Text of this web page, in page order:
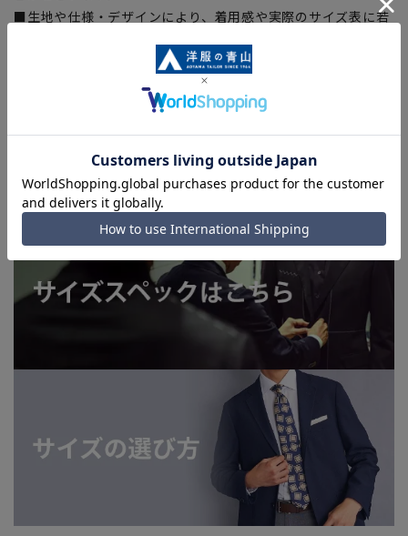
■生地や仕様・デザインにより、着用感や実際のサイズ表に若
■店舗や各モールサイトと商品在庫を共有しております関係
上、ご注文いただいたタイミングにより欠品が発生し、ご注文
を完了できない場合がございます。予めご了承ください。
よってはお急ぎ発送サービスを選択できない場合がございま
す。